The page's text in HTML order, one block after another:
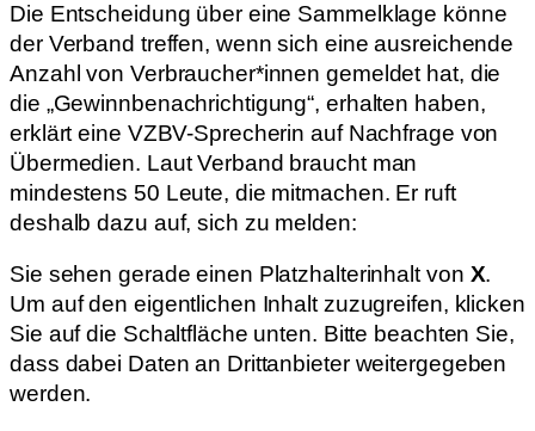
Die Entscheidung über eine Sammelklage könne
der Verband treffen, wenn sich eine ausreichende
Anzahl von Verbraucher*innen gemeldet hat, die
die „Gewinnbenachrichtigung“, erhalten haben,
erklärt eine VZBV-Sprecherin auf Nachfrage von
Übermedien. Laut Verband braucht man
mindestens 50 Leute, die mitmachen. Er ruft
deshalb dazu auf, sich zu melden:
Sie sehen gerade einen Platzhalterinhalt von X.
Um auf den eigentlichen Inhalt zuzugreifen, klicken
Sie auf die Schaltfläche unten. Bitte beachten Sie,
dass dabei Daten an Drittanbieter weitergegeben
werden.